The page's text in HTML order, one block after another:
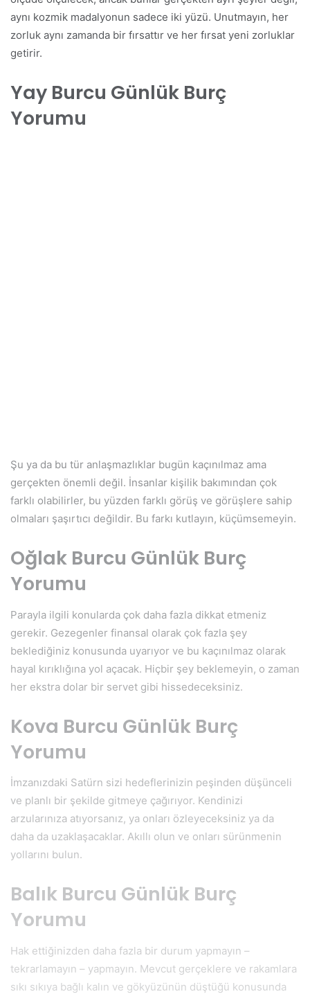
aynı kozmik madalyonun sadece iki yüzü. Unutmayın, her
zorluk aynı zamanda bir fırsattır ve her fırsat yeni zorluklar
getirir.
Yay Burcu Günlük Burç
Yorumu
Şu ya da bu tür anlaşmazlıklar bugün kaçınılmaz ama
gerçekten önemli değil. İnsanlar kişilik bakımından çok
farklı olabilirler, bu yüzden farklı görüş ve görüşlere sahip
olmaları şaşırtıcı değildir. Bu farkı kutlayın, küçümsemeyin.
Oğlak Burcu Günlük Burç
Yorumu
Parayla ilgili konularda çok daha fazla dikkat etmeniz
gerekir. Gezegenler finansal olarak çok fazla şey
beklediğiniz konusunda uyarıyor ve bu kaçınılmaz olarak
hayal kırıklığına yol açacak. Hiçbir şey beklemeyin, o zaman
her ekstra dolar bir servet gibi hissedeceksiniz.
Kova Burcu Günlük Burç
Yorumu
İmzanızdaki Satürn sizi hedeflerinizin peşinden düşünceli
ve planlı bir şekilde gitmeye çağırıyor. Kendinizi
arzularınıza atıyorsanız, ya onları özleyeceksiniz ya da
daha da uzaklaşacaklar. Akıllı olun ve onları sürünmenin
yollarını bulun.
Balık Burcu Günlük Burç
Yorumu
Hak ettiğinizden daha fazla bir durum yapmayın –
tekrarlamayın – yapmayın. Mevcut gerçeklere ve rakamlara
sıkı sıkıya bağlı kalın ve gökyüzünün düştüğü konusunda